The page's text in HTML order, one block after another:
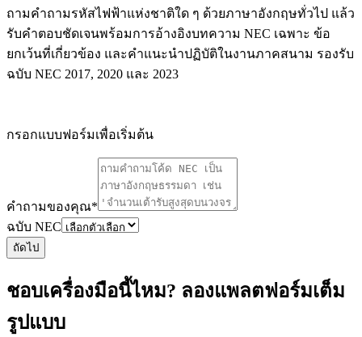
ถามคำถามรหัสไฟฟ้าแห่งชาติใด ๆ ด้วยภาษาอังกฤษทั่วไป แล้ว
รับคำตอบชัดเจนพร้อมการอ้างอิงบทความ NEC เฉพาะ ข้อ
ยกเว้นที่เกี่ยวข้อง และคำแนะนำปฏิบัติในงานภาคสนาม รองรับ
ฉบับ NEC 2017, 2020 และ 2023
กรอกแบบฟอร์มเพื่อเริ่มต้น
คำถามของคุณ*
ฉบับ NEC
ถัดไป
ชอบเครื่องมือนี้ไหม? ลองแพลตฟอร์มเต็ม
รูปแบบ